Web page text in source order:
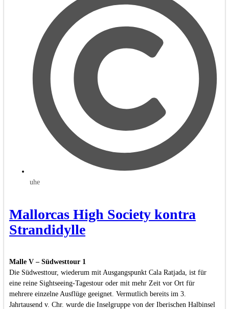
uhe
Mallorcas High Society kontra
Strandidylle
Malle V – Südwesttour 1
Die Südwesttour, wiederum mit Ausgangspunkt Cala Ratjada, ist für
eine reine Sightseeing-Tagestour oder mit mehr Zeit vor Ort für
mehrere einzelne Ausflüge geeignet. Vermutlich bereits im 3.
Jahrtausend v. Chr. wurde die Inselgruppe von der Iberischen Halbinsel